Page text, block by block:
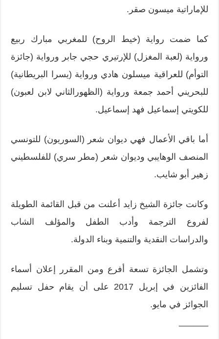
للإماراتية ميسون صقر.
كما ضمت رواية (خيط الروح) للمغربي مبارك ربيع
ورواية (لعبة المغزل) للإرتيري حجي جابر ورواية (جائزة
التوأم) للعراقية ميسلون هادي ورواية (يسرا البريطانية)
للبحريني أحمد جمعة ورواية (الظهورالثاني لابن لعبون)
للكويتي إسماعيل فهد إسماعيل.
أما باقي الأعمال فهي ديوان شعر (السوريون) للتونسي
المنصف الوهايبي وديوان شعر (مطر سري) للفلسطيني
زهير أبو شايب.
وكانت جائزة الشيخ زايد أعلنت من قبل القائمة الطويلة
لفروع الترجمة وأدب الطفل والمؤلف الشاب
والدراسات النقدية والتنمية وبناء الدولة.
وتشمل الجائزة تسعة أفرع ومن المقرر إعلان أسماء
الفائزين في إبريل 2017 على أن يقام حفل تسليم
الجوائز في مايو.